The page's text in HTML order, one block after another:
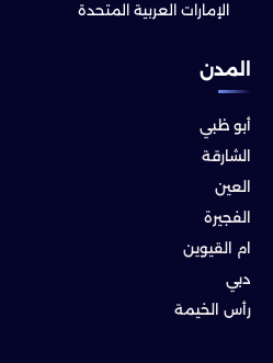
الإمارات العربية المتحدة
المدن
أبو ظبي
الشارقة
العين
الفجيرة
ام القيوين
دبي
رأس الخيمة